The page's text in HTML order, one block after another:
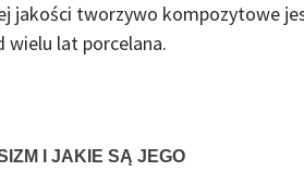
jakości tworzywo kompozytowe
wielu lat porcelana.
I JAKIE SĄ JEGO